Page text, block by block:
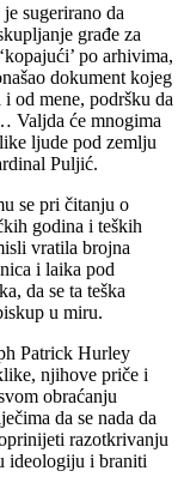
sugerirano da
građe za
po arhivima,
dokument kojeg
od mene, podršku da
Valjda će mnogima
ljude pod zemlju
Puljić.
se pri čitanju o
godina i teških
vratila brojna
i laika pod
da se ta teška
u miru.
Patrick Hurley
njihove priče i
obraćanju
da se nada da
razotkrivanju
ideologiju i braniti